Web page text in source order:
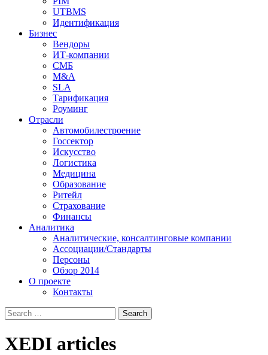
UTBMS
Идентификация
Бизнес
Вендоры
ИТ-компании
СМБ
M&A
SLA
Тарификация
Роуминг
Отрасли
Автомобилестроение
Госсектор
Искусство
Логистика
Медицина
Образование
Ритейл
Страхование
Финансы
Аналитика
Аналитические, консалтинговые компании
Ассоциации/Стандарты
Персоны
Обзор 2014
О проекте
Контакты
XEDI articles